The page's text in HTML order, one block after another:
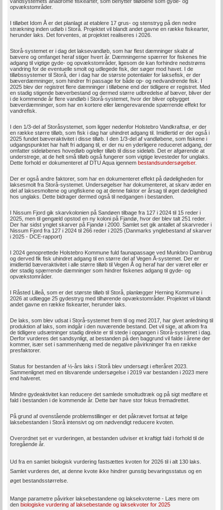
opvækstområder.
I tilløbet Idom Å er det planlagt at etablere 17 grus- og stenstryg på den nedre
strækning inden udløb i Storå. Projektet vil blandt andet gavne en række fiskearter,
herunder laks. Det forventes, at projektet realiseres i 2026.
Storå-systemet er i dag det laksevandløb, som har flest dæmninger skabt af
bævere og omfanget heraf stiger hvert år. Dæmningerne spærrer for fiskenes frie
adgang til vigtige gyde- og opvækstområder, ligesom de kan forhindre nedstrøms
vandring for de eventuelle smolt og udlegede fisk, der søger mod havet. I de
tilløbssystemer til Storå, der i dag har de største potentialer for laksefisk, er der
bæverdæmninger, som hindrer fri passage for både op- og nedvandrende fisk. I
2025 blev der registret flere dæmninger i tilløbene end der tidligere er registret. Med
en stadig stigende bæverbestand og dermed større udbredelse af bæver, bliver der
i de kommende år flere vandløb i Storå-systemet, hvor der bliver opbygget
bæverdæmninger, som har en kortere eller længerevarende spærrende effekt for
vandrefisk.
I den 1/3-del af Storåsystemet, som ligger nedenfor Holstebro Vandkraftsø, er der
en række større tilløb, som fisk i dag har uhindret adgang til. Imidlertid er der også i
2025 fundet bæveraktivitet i disse tilløb. I den 1/3-del af vandløbene, som fiskene i
udgangspunktet har haft fri adgang til, er der nu en yderligere reduceret adgang, der
omfatter sideløbenes hovedløb og/eller tilløb til disse sideløb. Det er afgørende at
understrege, at de helt små tilløb også fungerer som vigtige levesteder for unglaks.
Dette forhold er dokumenteret af DTU Aqua igennem bestandsundersøgelser.
Der er også andre faktorer, som har en dokumenteret effekt på dødeligheden for
laksesmolt fra Storå-systemet. Undersøgelser har dokumenteret, at skarv æder en
del af laksesmoltene og ungfiskene og at denne faktor er årsag til øget dødelighed
hos unglaks. Dette bidrager dermed også til nedgangen i bestanden.
I Nissum Fjord gik skarvkolonien på Sandøen tilbage fra 127 i 2024 til 15 reder i
2025, men til gengæld opstod en ny koloni på Fjandø, hvor der blev talt 251 reder.
Der har sidst ynglet skarver på Fjandø i 2000. Samlet set gik antallet af skarvreder i
Nissum Fjord fra 127 i 2024 til 266 reder i 2025 (Danmarks ynglebestand af skarver
i 2025 - DCE-rapport)
I 2024 genoprettede Holstebro Kommune fuld faunapassage ved Munkbro Dambrug
og derved fik fisk uhindret adgang til en større del af Vegen Å-systemet. Der er
imidlertid bæveraktivitet i alle større tilløb til Vegen Å og heraf har der været eller er
der stadig spærrende dæmninger som hindrer fiskenes adgang til gyde- og
opvækstområder.
I Råsted Lilleå, som er det største tilløb til Storå, planlægger Herning Kommune i
2026 at udlægge 25 gydestryg med tilhørende opvækstområder. Projektet vil blandt
andet gavne en række fiskearter, herunder laks.
De laks, som blev udsat i Storå-systemet frem til og med 2017, har givet anledning til
produktion af laks, som indgår i den nuværende bestand. Det vil sige, at afkom fra
de tidligere udsætninger stadig direkte er til stede i opgangen i Storå-systemet i dag.
Derfor vurderes det sandsynligt, at bestanden på den baggrund vil falde i årene der
kommer, især set i sammenhæng med de negative påvirkninger fra en række
presfaktorer.
Status for bestanden af ½-års laks i Storå blev undersøgt i efteråret 2023.
Sammenlignet med en tilsvarende undersøgelse i 2019 var bestanden i 2023 mere
end halveret.
Mindre gydeaktivitet kan reducere det samlede smoltudtræk og på sigt medføre et
fald i bestanden i de kommende år. Dette bør have stor fokus fremadrettet.
På grund af ovenstående problemstillinger er det påkrævet fortsat at følge
laksebestanden i Storå intensivt og om nødvendigt reducere kvoten.
Overordnet set er vurderingen, at bestanden udviser et kraftigt fald i forhold til de
foregående år.
Ud fra en samlet biologisk vurdering fastsættes kvoten for 2026 til i alt 130 laks.
Samlet vurderes det, at denne kvote ikke hindrer gunstig bevaringsstatus og en
øget bestandsstørrelse.
Mange parametre påvirker laksebestandene og laksekvoterne - Læs mere om
den biologiske vurdering af laksebestande og laksekvoter for 2025